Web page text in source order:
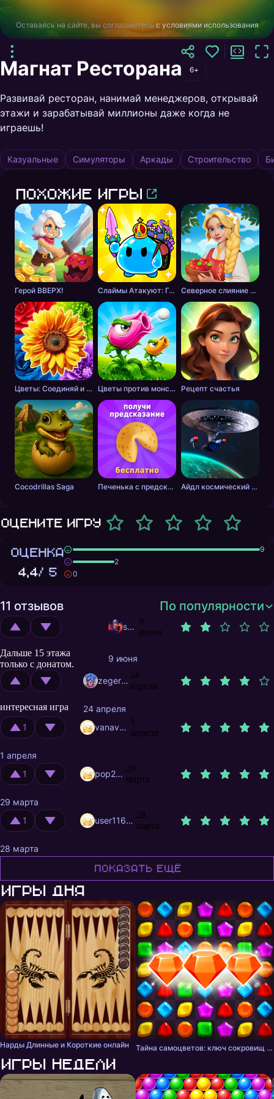
Оставаясь на сайте, вы соглашаетесь с условиями использования
Магнат Ресторана 6+
Развивай ресторан, нанимай менеджеров, открывай
этажи и зарабатывай миллионы даже когда не
играешь!
Казуальные Симуляторы Аркады Строительство
Похожие игры
Герой ВВЕРХ! Слаймы Атакуют: Головоломка! Северное слияние - тайна леса
Цветы: Соединяй и Продавай Букеты! Цветы против монстров Рецепт счастья
Cocodrillas Saga Печенька с предсказанием Айдл космический добытчик
Оцените игру
ОЦЕНКА
4,4/ 5
9
2
0
11 отзывов По популярности
smitt522
9
июня
Дальше 15 этажа
только с донатом.
9 июня
zegerved
24
апреля
интересная игра
24 апреля
1
vanavzhik
1
апреля
1 апреля
1
pop244
29
марта
29 марта
1
user11624374
28
марта
28 марта
Показать ещё
Игры дня
Нарды Длинные и Короткие онлайн Тайна самоцветов: ключ сокровищ - три в ряд
Игры недели